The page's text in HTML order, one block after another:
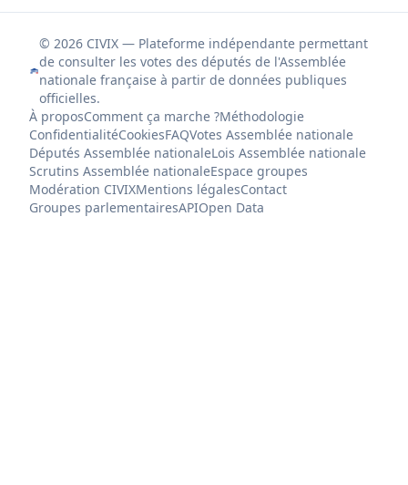
© 2026 CIVIX — Plateforme indépendante permettant
de consulter les votes des députés de l'Assemblée
nationale française à partir de données publiques
officielles.
À proposComment ça marche ?Méthodologie
ConfidentialitéCookiesFAQVotes Assemblée nationale
Députés Assemblée nationaleLois Assemblée nationale
Scrutins Assemblée nationaleEspace groupes
Modération CIVIXMentions légalesContact
Groupes parlementairesAPIOpen Data